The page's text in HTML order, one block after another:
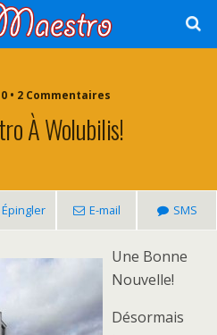
• 2 Commentaires
À Wolubilis!
Épingler E-mail SMS
Une Bonne
Nouvelle!
Désormais